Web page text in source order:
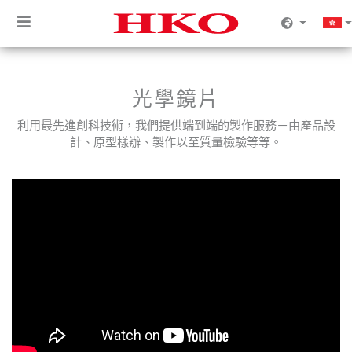
光學鏡片
利用最先進創科技術，我們提供端到端的製作服務－由產品設
計、原型樣辦、製作以至質量檢驗等等。